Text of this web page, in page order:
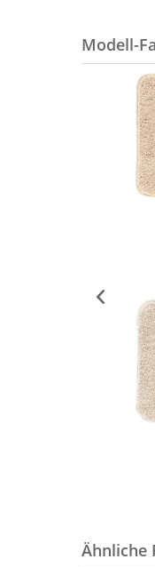
Modell-